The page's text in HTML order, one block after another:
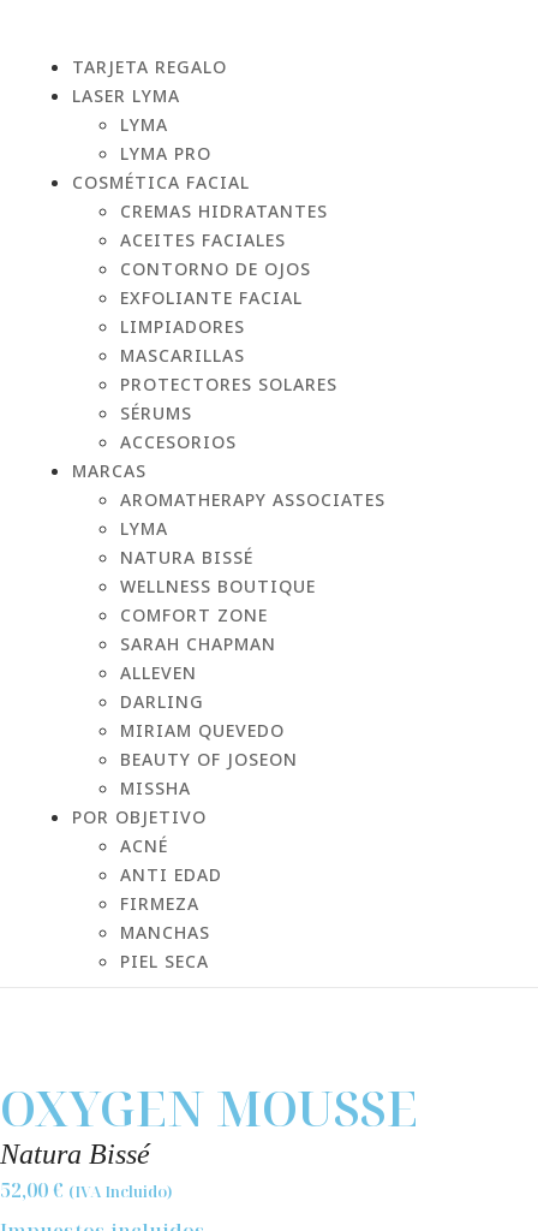
TARJETA REGALO
LASER LYMA
LYMA
LYMA PRO
COSMÉTICA FACIAL
CREMAS HIDRATANTES
ACEITES FACIALES
CONTORNO DE OJOS
EXFOLIANTE FACIAL
LIMPIADORES
MASCARILLAS
PROTECTORES SOLARES
SÉRUMS
ACCESORIOS
MARCAS
AROMATHERAPY ASSOCIATES
LYMA
NATURA BISSÉ
WELLNESS BOUTIQUE
COMFORT ZONE
SARAH CHAPMAN
ALLEVEN
DARLING
MIRIAM QUEVEDO
BEAUTY OF JOSEON
MISSHA
POR OBJETIVO
ACNÉ
ANTI EDAD
FIRMEZA
MANCHAS
PIEL SECA
OXYGEN MOUSSE
Natura Bissé
52,00 € (IVA Incluido)